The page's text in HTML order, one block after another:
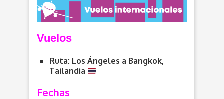
Vuelos
Ruta: Los Ángeles a Bangkok,
Tailandia
Fechas